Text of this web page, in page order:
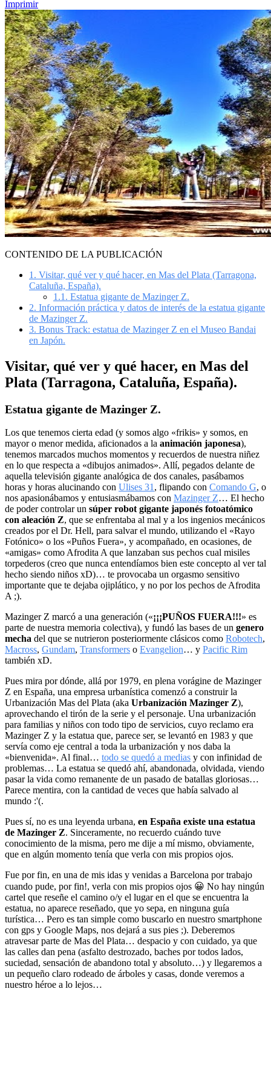
Imprimir
CONTENIDO DE LA PUBLICACIÓN
1. Visitar, qué ver y qué hacer, en Mas del Plata (Tarragona,
Cataluña, España).
1.1. Estatua gigante de Mazinger Z.
2. Información práctica y datos de interés de la estatua gigante
de Mazinger Z.
3. Bonus Track: estatua de Mazinger Z en el Museo Bandai
en Japón.
Visitar, qué ver y qué hacer, en Mas del
Plata (Tarragona, Cataluña, España).
Estatua gigante de Mazinger Z.
Los que tenemos cierta edad (y somos algo «frikis» y somos, en
mayor o menor medida, aficionados a la animación japonesa),
tenemos marcados muchos momentos y recuerdos de nuestra niñez
en lo que respecta a «dibujos animados». Allí, pegados delante de
aquella televisión gigante analógica de dos canales, pasábamos
horas y horas alucinando con Ulises 31, flipando con Comando G, o
nos apasionábamos y entusiasmábamos con Mazinger Z… El hecho
de poder controlar un súper robot gigante japonés fotoatómico
con aleación Z, que se enfrentaba al mal y a los ingenios mecánicos
creados por el Dr. Hell, para salvar el mundo, utilizando el «Rayo
Fotónico» o los «Puños Fuera», y acompañado, en ocasiones, de
«amigas» como Afrodita A que lanzaban sus pechos cual misiles
torpederos (creo que nunca entendíamos bien este concepto al ver tal
hecho siendo niños xD)… te provocaba un orgasmo sensitivo
importante que te dejaba ojiplático, y no por los pechos de Afrodita
A ;).
Mazinger Z marcó a una generación («¡¡¡PUÑOS FUERA!!!» es
parte de nuestra memoria colectiva), y fundó las bases de un genero
mecha del que se nutrieron posteriormente clásicos como Robotech,
Macross, Gundam, Transformers o Evangelion… y Pacific Rim
también xD.
Pues mira por dónde, allá por 1979, en plena vorágine de Mazinger
Z en España, una empresa urbanística comenzó a construir la
Urbanización Mas del Plata (aka Urbanización Mazinger Z),
aprovechando el tirón de la serie y el personaje. Una urbanización
para familias y niños con todo tipo de servicios, cuyo reclamo era
Mazinger Z y la estatua que, parece ser, se levantó en 1983 y que
servía como eje central a toda la urbanización y nos daba la
«bienvenida». Al final… todo se quedó a medias y con infinidad de
problemas… La estatua se quedó ahí, abandonada, olvidada, viendo
pasar la vida como remanente de un pasado de batallas gloriosas…
Parece mentira, con la cantidad de veces que había salvado al
mundo :'(.
Pues sí, no es una leyenda urbana, en España existe una estatua
de Mazinger Z. Sinceramente, no recuerdo cuándo tuve
conocimiento de la misma, pero me dije a mí mismo, obviamente,
que en algún momento tenía que verla con mis propios ojos.
Fue por fin, en una de mis idas y venidas a Barcelona por trabajo
cuando pude, por fin!, verla con mis propios ojos 😀 No hay ningún
cartel que reseñe el camino o/y el lugar en el que se encuentra la
estatua, no aparece reseñado, que yo sepa, en ninguna guía
turística… Pero es tan simple como buscarlo en nuestro smartphone
con gps y Google Maps, nos dejará a sus pies ;). Deberemos
atravesar parte de Mas del Plata… despacio y con cuidado, ya que
las calles dan pena (asfalto destrozado, baches por todos lados,
suciedad, sensación de abandono total y absoluto…) y llegaremos a
un pequeño claro rodeado de árboles y casas, donde veremos a
nuestro héroe a lo lejos…